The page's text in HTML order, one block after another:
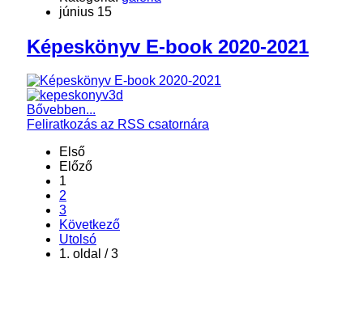
június 15
Képeskönyv E-book 2020-2021
Bővebben...
Feliratkozás az RSS csatornára
Első
Előző
1
2
3
Következő
Utolsó
1. oldal / 3